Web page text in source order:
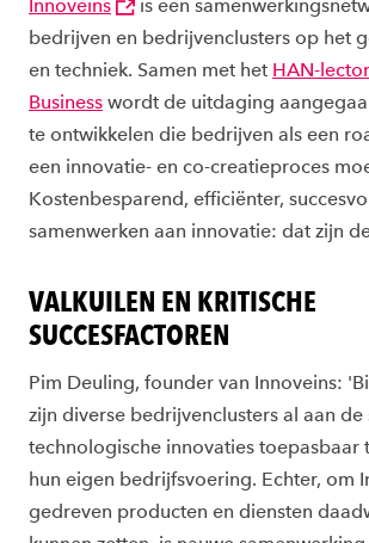
Innoveins
is een
bedrijven en bedrijvenclusters op het
en techniek. Samen met het HAN-
Business wordt de uitdaging
te ontwikkelen die bedrijven als een
een innovatie- en co-creatieproces
Kostenbesparend, efficiënter,
samenwerken aan innovatie: dat zijn
VALKUILEN EN KRITISCHE
SUCCESFACTOREN
Pim Deuling, founder van Innoveins:
zijn diverse bedrijvenclusters al aan de
technologische innovaties toepasbaar
hun eigen bedrijfsvoering. Echter, om
gedreven producten en diensten